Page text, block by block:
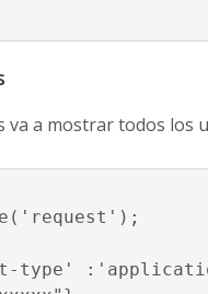
va a mostrar todos los